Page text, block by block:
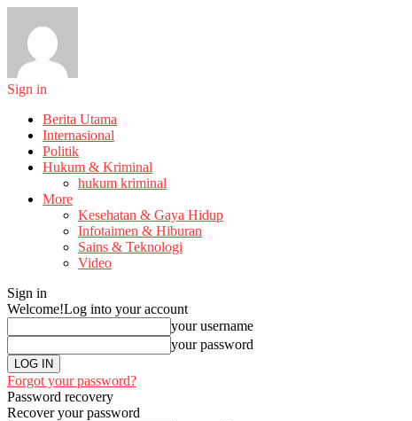
Sign in
Berita Utama
Internasional
Politik
Hukum & Kriminal
hukum kriminal
More
Kesehatan & Gaya Hidup
Infotaimen & Hiburan
Sains & Teknologi
Video
Sign in
Welcome!Log into your account
your username
your password
Forgot your password?
Password recovery
Recover your password